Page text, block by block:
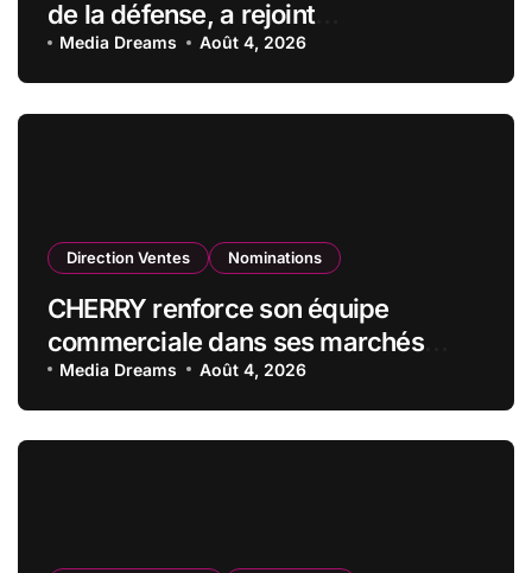
de la défense, a rejoint
CZECHOSLOVAK GROUP (CSG) en
qualité de vice-président du conseil
d’administration
Media Dreams Août 4, 2026
Direction Ventes Nominations
CHERRY renforce son équipe
commerciale dans ses marchés
stratégiques
Media Dreams Août 4, 2026